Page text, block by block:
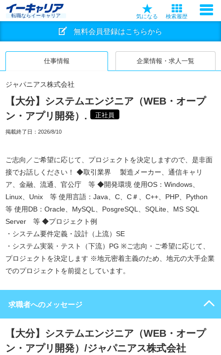
転職ならイーキャリア 気になる 検索履歴
無料会員登録はこちらから
仕事情報 企業情報・求人一覧
ジャパニアス株式会社
【大分】システムエンジニア（WEB・オープ
ン・アプリ開発）.
正社員
掲載終了日： 2026/8/10
ご志向／ご希望に応じて、プロジェクトを決定しますので、是非面
接でお話しください！ ◆取引業界 製造メーカー、通信キャリ
ア、金融、流通、官公庁 等 ◆開発環境 使用OS：Windows、
Linux、Unix 等 使用言語：Java、C、C＃、C++、PHP、Python
等 使用DB：Oracle、MySQL、PosgreSQL、SQLite、MS SQL
Server 等 ◆プロジェクト例
・システム要件定義・設計（上流）SE
・システム実装・テスト（下流）PG ※ご志向・ご希望に応じて、
プロジェクトを決定します ※地元密着主義のため、地元の大手企業
でのプロジェクトを前提としています。
求職者へのメッセージ
【大分】システムエンジニア（WEB・オープ
ン・アプリ開発）/ジャパニアス株式会社